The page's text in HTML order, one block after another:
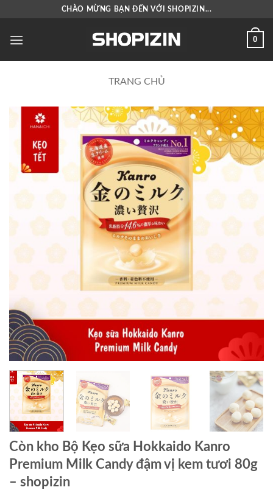
nội
CHÀO MỪNG BẠN ĐẾN VỚI SHOPIZIN...
0
TRANG CHỦ
Còn kho Bộ Kẹo sữa Hokkaido Kanro
Premium Milk Candy đậm vị kem tươi 80g
– shopizin